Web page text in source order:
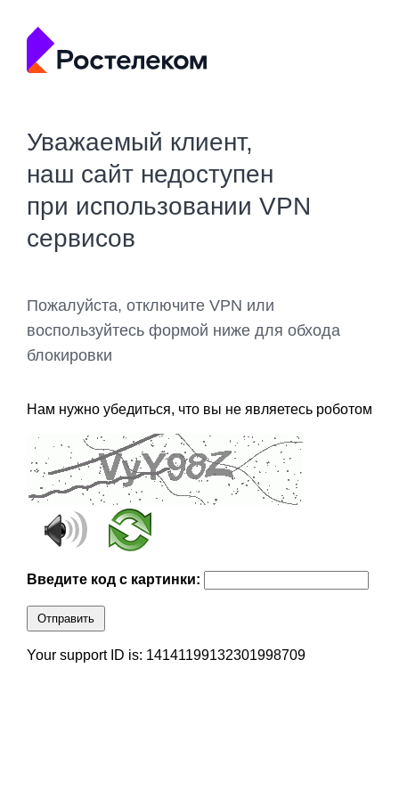
Уважаемый клиент,
наш сайт недоступен
при использовании VPN
сервисов
Пожалуйста, отключите VPN или
воспользуйтесь формой ниже для обхода
блокировки
Нам нужно убедиться, что вы не являетесь роботом
Введите код с картинки:
Отправить
Your support ID is: 14141199132301998709